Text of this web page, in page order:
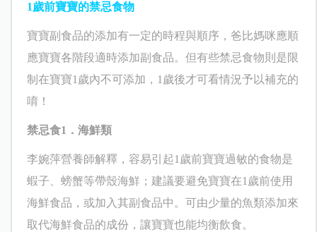
1歲前寶寶的禁忌食物
寶寶副食品的添加有一定的時程與順序，爸比媽咪應順
應寶寶各階段適時添加副食品。但有些禁忌食物則是限
制在寶寶1 歲內不可添加， 1 歲後才可看情況予以補充的
唷！
禁忌食1 ．海鮮類
李婉萍營養師解釋，容易引起1 歲前寶寶過敏的食物是
蝦子、螃蟹等帶殼海鮮；建議要避免寶寶在1 歲前使用
海鮮食品，或加入其副食品中。可由少量的魚類添加來
取代海鮮食品的成份，讓寶寶也能均衡飲食。